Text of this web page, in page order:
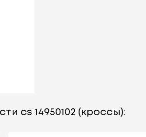
cs 14950102 (кроссы):